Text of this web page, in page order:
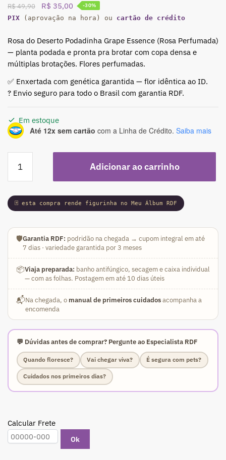
R$49,90
O
preço
era:
R$ 49,90.
R$ 35,00 O
preço
é:
R$ 35,00.
-30%
PIX (aprovação na hora) ou cartão de crédito
Rosa do Deserto Podadinha Grape Essence (Rosa Perfumada)
— planta podada e pronta pra brotar com copa densa e
múltiplas brotações. Flores perfumadas.
✅ Enxertada com genética garantida — flor idêntica ao ID.
? Envio seguro para todo o Brasil com garantia RDF.
Em estoque
Até 12x sem cartão com a Linha de Crédito. Saiba mais
Rosa
do
Deserto
Essence
(Rosa
quantidade
Adicionar ao carrinho
🃏 esta compra rende figurinha no Meu Álbum RDF
🛡️Garantia RDF: podridão na chegada → cupom integral em até
7 dias · variedade garantida por 3 meses
📦Viaja preparada: banho antifúngico, secagem e caixa individual
— com as folhas. Postagem em até 10 dias úteis
📬Na chegada, o manual de primeiros cuidadosacompanha a
encomenda
💬 Dúvidas antes de comprar? Pergunte ao Especialista RDF
Quando floresce? Vai chegar viva? É segura com pets?
Cuidados nos primeiros dias?
Calcular Frete
Ok